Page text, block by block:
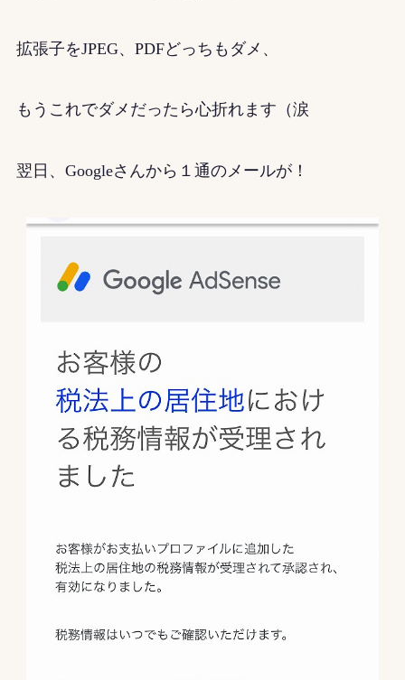
拡張子をJPEG、PDFどっちもダメ、
もうこれでダメだったら心折れます（涙
翌日、Googleさんから１通のメールが！